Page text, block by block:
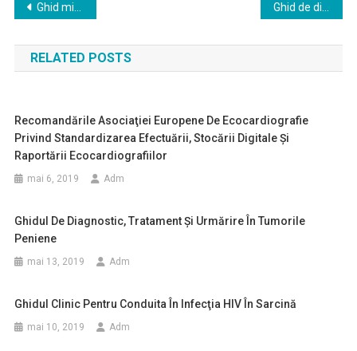
Navigare
în
articole
Ghid minimal investigaţional al pacientului chirurgical urologic
RELATED POSTS
Recomandările Asociaţiei Europene De Ecocardiografie
Privind Standardizarea Efectuării, Stocării Digitale Şi
Raportării Ecocardiografiilor
mai 6, 2019 Adm
Ghidul De Diagnostic, Tratament Şi Urmărire În Tumorile
Peniene
mai 13, 2019 Adm
Ghidul Clinic Pentru Conduita În Infecţia HIV În Sarcină
mai 10, 2019 Adm